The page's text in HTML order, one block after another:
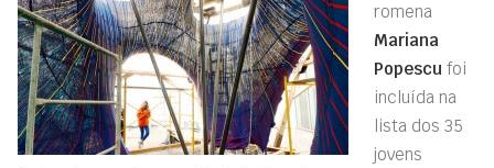
romena
Mariana
Popescu foi
incluída na
lista dos 35
jovens